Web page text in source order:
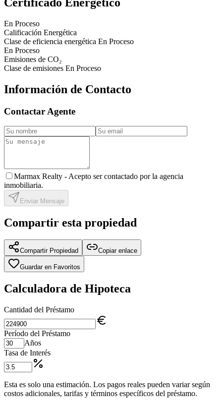
En Proceso
Calificación Energética
Clase de eficiencia energética En Proceso
En Proceso
Emisiones de CO₂
Clase de emisiones En Proceso
Información de Contacto
Contactar Agente
Marmax Realty -Acepto ser contactado por la agencia
inmobiliaria.
Enviar Mensaje
Compartir esta propiedad
Compartir Propiedad Copiar enlace
Guardar en Favoritos
Calculadora de Hipoteca
Cantidad del Préstamo
Período del Préstamo
Años
Tasa de Interés
Esta es solo una estimación. Los pagos reales pueden variar según
costos adicionales, tarifas y términos específicos del préstamo.